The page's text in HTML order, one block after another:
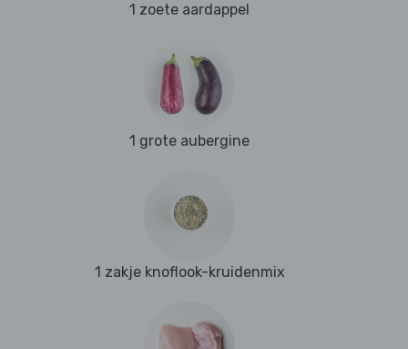
1 zoete aardappel
1 grote aubergine
1 zakje knoflook-kruidenmix